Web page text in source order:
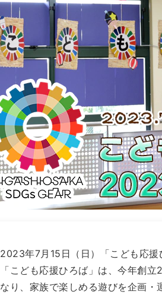
2023年7月15日（日）「こども応援
「こども応援ひろば」は、今年創
なり、家族で楽しめる遊びを企画・